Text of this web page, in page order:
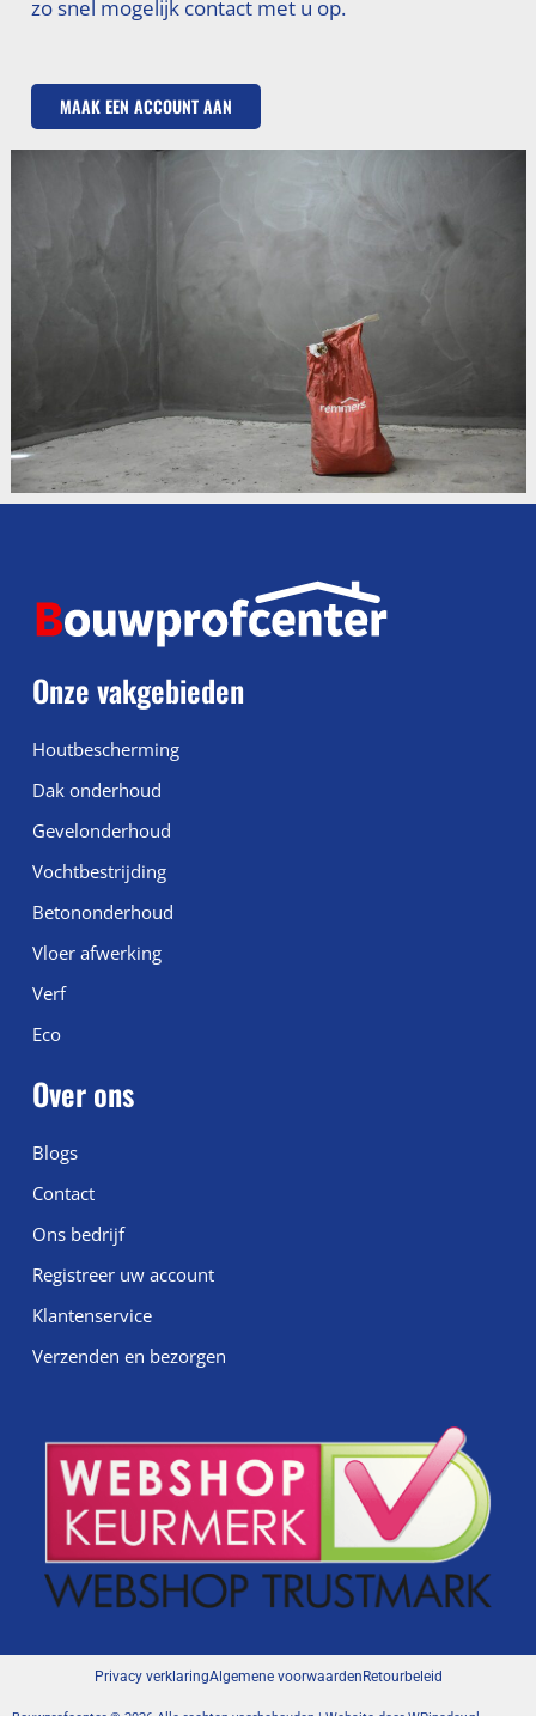
zo snel mogelijk contact met u op.
MAAK EEN ACCOUNT AAN
Onze vakgebieden
Houtbescherming
Dak onderhoud
Gevelonderhoud
Vochtbestrijding
Betononderhoud
Vloer afwerking
Verf
Eco
Over ons
Blogs
Contact
Ons bedrijf
Registreer uw account
Klantenservice
Verzenden en bezorgen
Privacy verklaringAlgemene voorwaarden Retourbeleid